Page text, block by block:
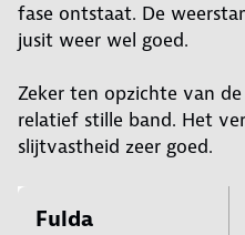
fase ontstaat. De
jusit weer wel goed.
Zeker ten opzichte van
relatief stille band. Het
slijtvastheid zeer goed.
Fulda